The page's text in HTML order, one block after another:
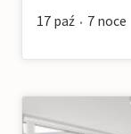
17 paź • 7 noce